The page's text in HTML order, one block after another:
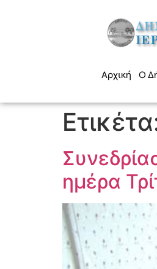
Αρχική Ο
ημέρα